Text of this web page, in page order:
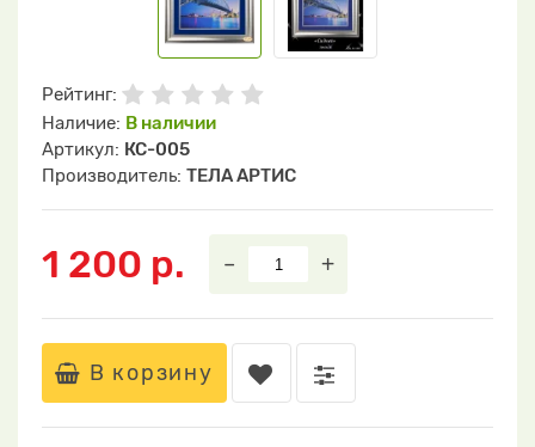
Рейтинг:
Наличие: В наличии
Артикул: КС-005
Производитель: ТЕЛА АРТИС
1 200 р. – +
В корзину